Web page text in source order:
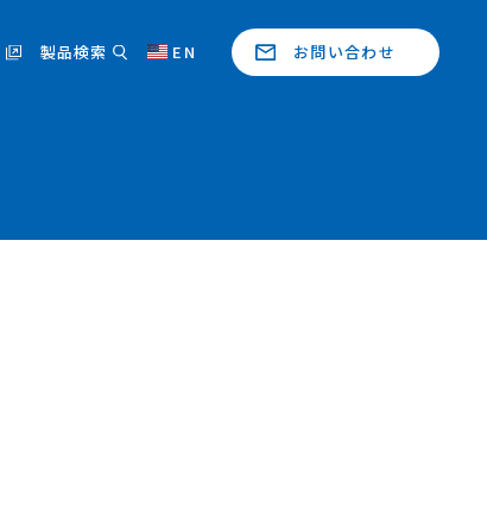
製品検索 EN お問い合わせ